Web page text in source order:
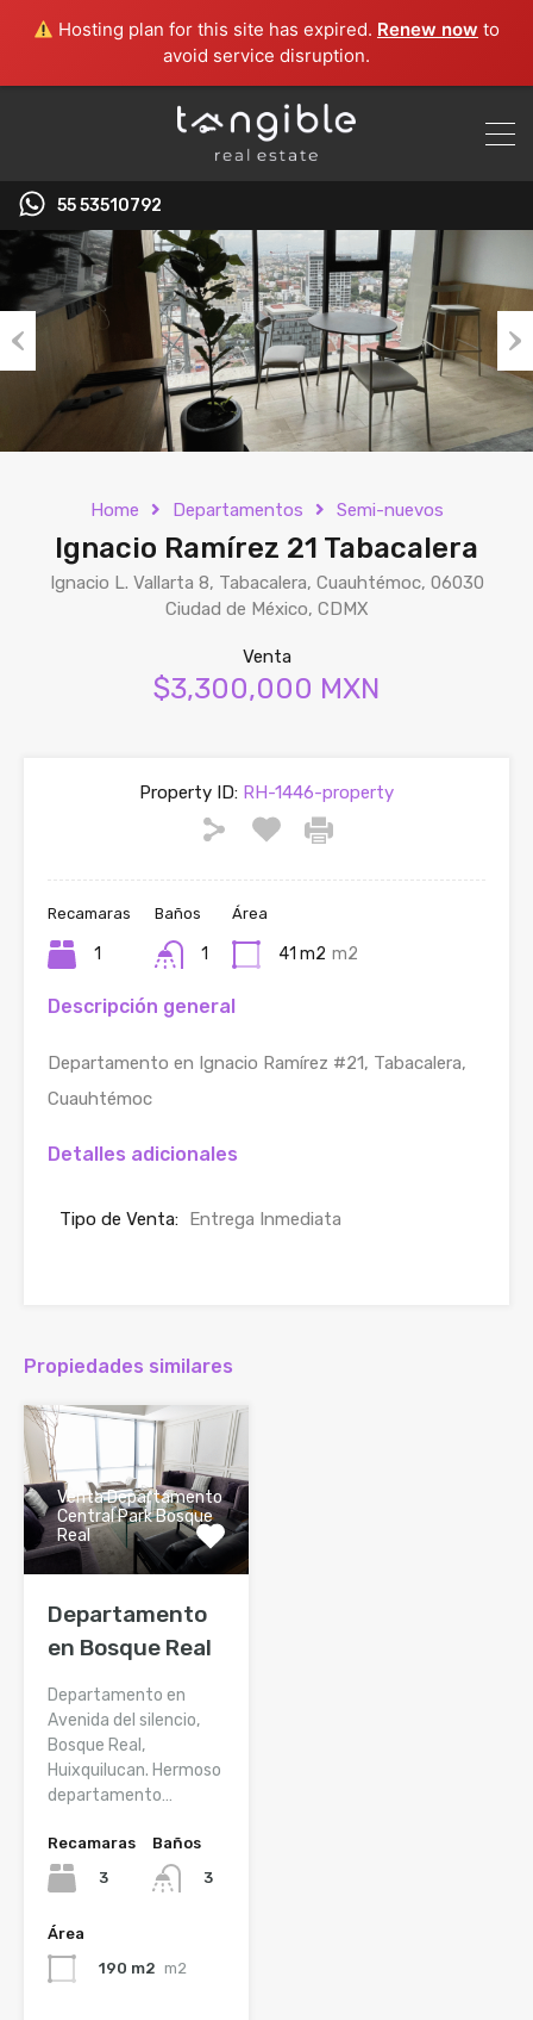
Hosting plan for this site has expired. Renew now to
avoid service disruption.
55 53510792‬
Home Departamentos Semi-nuevos
Ignacio Ramírez 21 Tabacalera
Ignacio L. Vallarta 8, Tabacalera, Cuauhtémoc, 06030
Ciudad de México, CDMX
Venta
$3,300,000 MXN
Property ID: RH-1446-property
Recamaras
1
Baños
1
Área
41 m2 m2
Descripción general
Departamento en Ignacio Ramírez #21, Tabacalera,
Cuauhtémoc
Detalles adicionales
Tipo de Venta: Entrega Inmediata
Propiedades similares
Venta Departamento
Central Park Bosque
Real
Departamento
en Bosque Real
Departamento en
Avenida del silencio,
Bosque Real,
Huixquilucan. Hermoso
departamento…
Recamaras
3
Baños
3
Área
190 m2 m2